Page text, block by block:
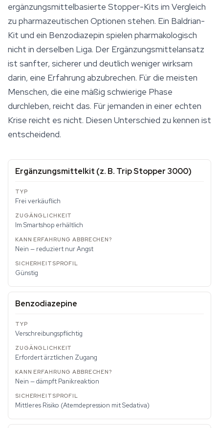
ergänzungsmittelbasierte Stopper-Kits im Vergleich
zu pharmazeutischen Optionen stehen. Ein Baldrian-
Kit und ein Benzodiazepin spielen pharmakologisch
nicht in derselben Liga. Der Ergänzungsmittelansatz
ist sanfter, sicherer und deutlich weniger wirksam
darin, eine Erfahrung abzubrechen. Für die meisten
Menschen, die eine mäßig schwierige Phase
durchleben, reicht das. Für jemanden in einer echten
Krise reicht es nicht. Diesen Unterschied zu kennen ist
entscheidend.
Ergänzungsmittelkit (z. B. Trip Stopper 3000)
Frei verkäuflich
Im Smartshop erhältlich
Nein — reduziert nur Angst
Günstig
Benzodiazepine
Verschreibungspflichtig
Erfordert ärztlichen Zugang
Nein — dämpft Panikreaktion
Mittleres Risiko (Atemdepression mit Sedativa)